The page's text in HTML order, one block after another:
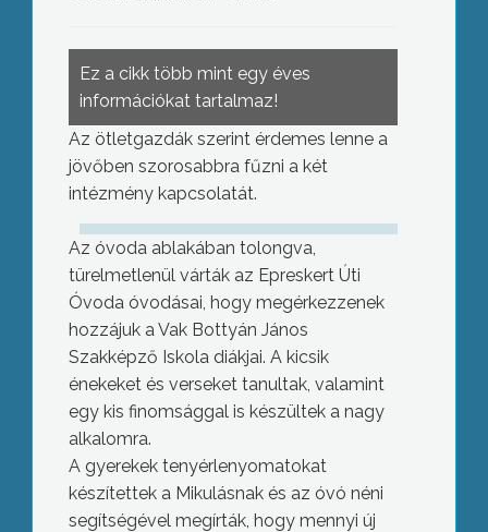
Ez a cikk több mint egy éves
információkat tartalmaz!
Az ötletgazdák szerint érdemes lenne a
jövőben szorosabbra fűzni a két
intézmény kapcsolatát.
Az óvoda ablakában tolongva,
türelmetlenül várták az Epreskert Úti
Óvoda óvodásai, hogy megérkezzenek
hozzájuk a Vak Bottyán János
Szakképző Iskola diákjai. A kicsik
énekeket és verseket tanultak, valamint
egy kis finomsággal is készültek a nagy
alkalomra.
A gyerekek tenyérlenyomatokat
készítettek a Mikulásnak és az óvó néni
segítségével megírták, hogy mennyi új